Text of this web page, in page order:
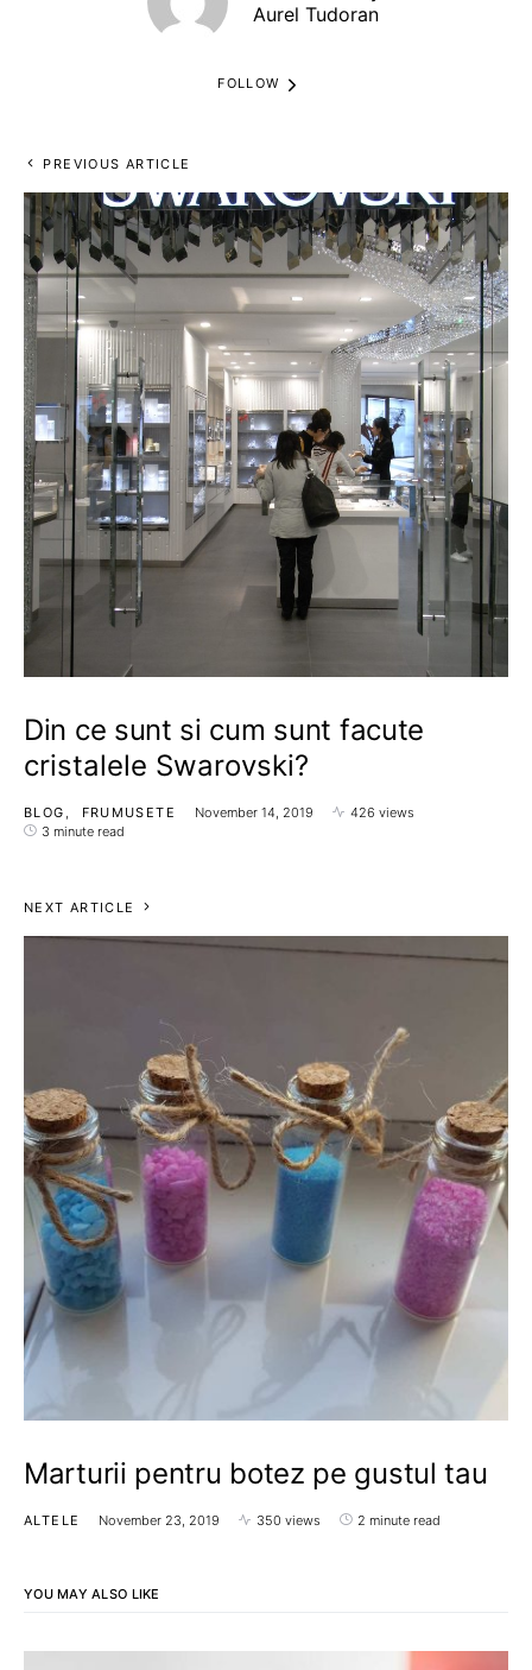
Aurel Tudoran
FOLLOW
PREVIOUS ARTICLE
Din ce sunt si cum sunt facute
cristalele Swarovski?
BLOG FRUMUSETE November 14, 2019
426 views
3 minute read
NEXT ARTICLE
Marturii pentru botez pe gustul tau
ALTELE November 23, 2019 350 views 2 minute read
YOU MAY ALSO LIKE